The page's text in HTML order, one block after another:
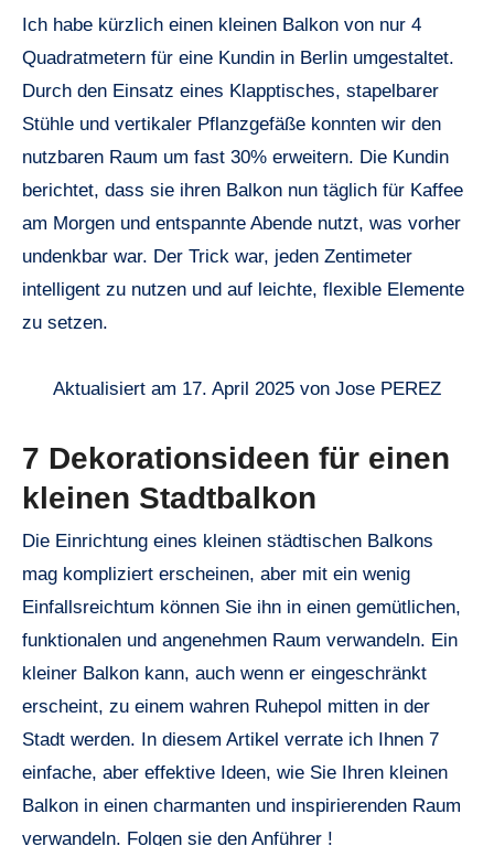
Ich habe kürzlich einen kleinen Balkon von nur 4
Quadratmetern für eine Kundin in Berlin umgestaltet.
Durch den Einsatz eines Klapptisches, stapelbarer
Stühle und vertikaler Pflanzgefäße konnten wir den
nutzbaren Raum um fast 30% erweitern. Die Kundin
berichtet, dass sie ihren Balkon nun täglich für Kaffee
am Morgen und entspannte Abende nutzt, was vorher
undenkbar war. Der Trick war, jeden Zentimeter
intelligent zu nutzen und auf leichte, flexible Elemente
zu setzen.
Aktualisiert am 17. April 2025 von Jose PEREZ
7 Dekorationsideen für einen
kleinen Stadtbalkon
Die Einrichtung eines kleinen städtischen Balkons
mag kompliziert erscheinen, aber mit ein wenig
Einfallsreichtum können Sie ihn in einen gemütlichen,
funktionalen und angenehmen Raum verwandeln. Ein
kleiner Balkon kann, auch wenn er eingeschränkt
erscheint, zu einem wahren Ruhepol mitten in der
Stadt werden. In diesem Artikel verrate ich Ihnen 7
einfache, aber effektive Ideen, wie Sie Ihren kleinen
Balkon in einen charmanten und inspirierenden Raum
verwandeln. Folgen sie den Anführer !